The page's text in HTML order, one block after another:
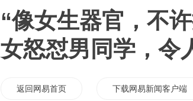
“像女生器官，不
女怒怼男同学，令
返回网易首页 下载网易新闻客户端